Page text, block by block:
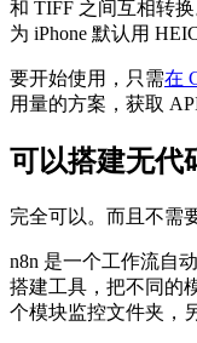
和 TIFF 之间互相转
为 iPhone 默认用
要开始使用，只需在
用量的方案，获取
可以搭建无代
完全可以。而且不需
n8n 是一个工作流自
搭建工具，把不同的
个模块监控文件夹，